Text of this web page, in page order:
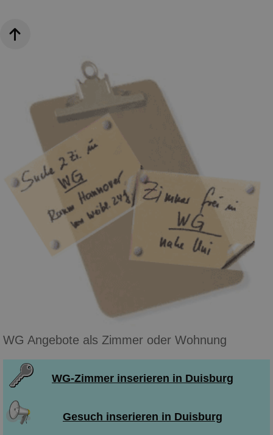
WG Angebote als Zimmer oder Wohnung
WG-Zimmer inserieren in Duisburg
Gesuch inserieren in Duisburg